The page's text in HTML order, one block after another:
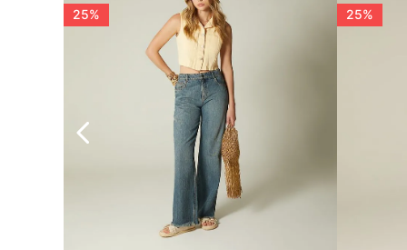
25% 25%